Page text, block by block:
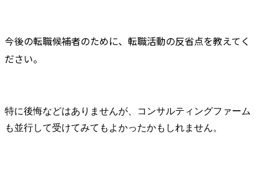
今後の転職候補者のために、転職活動の反省点を教えてく
ださい。
特に後悔などはありませんが、コンサルティングファーム
も並行して受けてみてもよかったかもしれません。